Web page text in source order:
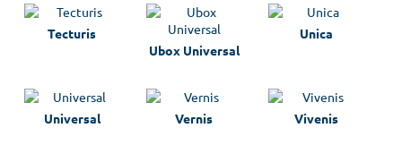
Tecturis
Ubox Universal
Unica
Universal Vernis Vivenis